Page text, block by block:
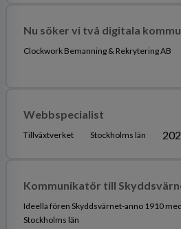
Nu söker vi två digitala
Clockwork Bemanning & Rekrytering AB
Webbspecialist
Tillväxtverket Stockholms län
Kommunikatör till
Ideella fören Skyddsvärnet-anno 1910
Stockholms län